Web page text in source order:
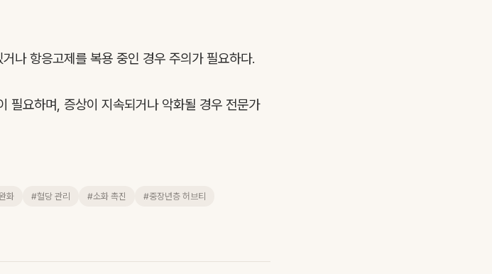
나 항응고제를 복용 중인 경우 주의가 필요하다.
필요하며, 증상이 지속되거나 악화될 경우 전문가
화 #혈당 관리 #소화 촉진
#중장년층 허브티